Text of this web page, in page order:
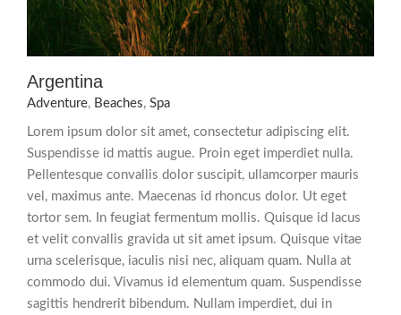
Argentina
Adventure, Beaches, Spa
Lorem ipsum dolor sit amet, consectetur adipiscing elit.
Suspendisse id mattis augue. Proin eget imperdiet nulla.
Pellentesque convallis dolor suscipit, ullamcorper mauris
vel, maximus ante. Maecenas id rhoncus dolor. Ut eget
tortor sem. In feugiat fermentum mollis. Quisque id lacus
et velit convallis gravida ut sit amet ipsum. Quisque vitae
urna scelerisque, iaculis nisi nec, aliquam quam. Nulla at
commodo dui. Vivamus id elementum quam. Suspendisse
sagittis hendrerit bibendum. Nullam imperdiet, dui in